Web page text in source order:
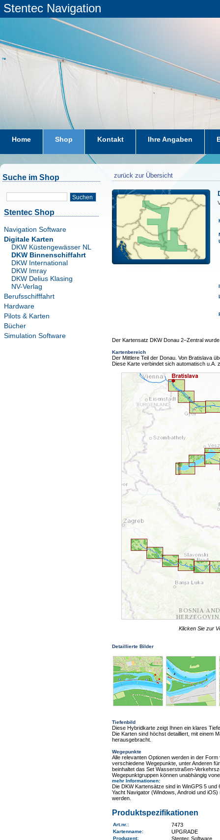
Stentec Navigation
Home Shop Kontakt Ihre Angaben
Suche im Shop
Suchen
Stentec Shop
Navigation Software
Digitale Karten
DKW Küstengewässer NL
DKW Binnenschiffahrt
DKW International
DKW Imray
DKW Delius Klasing
NV-Verlag
Berufsschifffahrt
Hardware
Pilots & Karten
Bücher
Simulation Software
zurück zur Übersicht
Der Kartensatz DKW Donau 2–Zentral
Kartenbereich
Der Mittlere Teil der Donau. Von Bratislava
Diese Karte verbindet sich automatisch u.A.
Klicken Sie zur
Detaillierte Bilder
Tiefenbild
Diese Hybridkarte zeigt Ihnen ein klares
Die Karten sind höchst detailliert, mit einem
herausgebracht.
Wegepunkte
Alle relevanten Optionen werden in der
verschiedene Wegepunkte, unter Anderen
beinhaltet das Set Wasserstraßen-
Wegepunktgruppen können unabhängig
mehr Informationen:
Die DKW Kartensätze sind in WinGPS 5
Yacht Navigator (Windows, Android und
werden.
Produktspezifikationen
Art.nr. : 7473
Kartenname: UPGRADE
Produzent: Stentec Software